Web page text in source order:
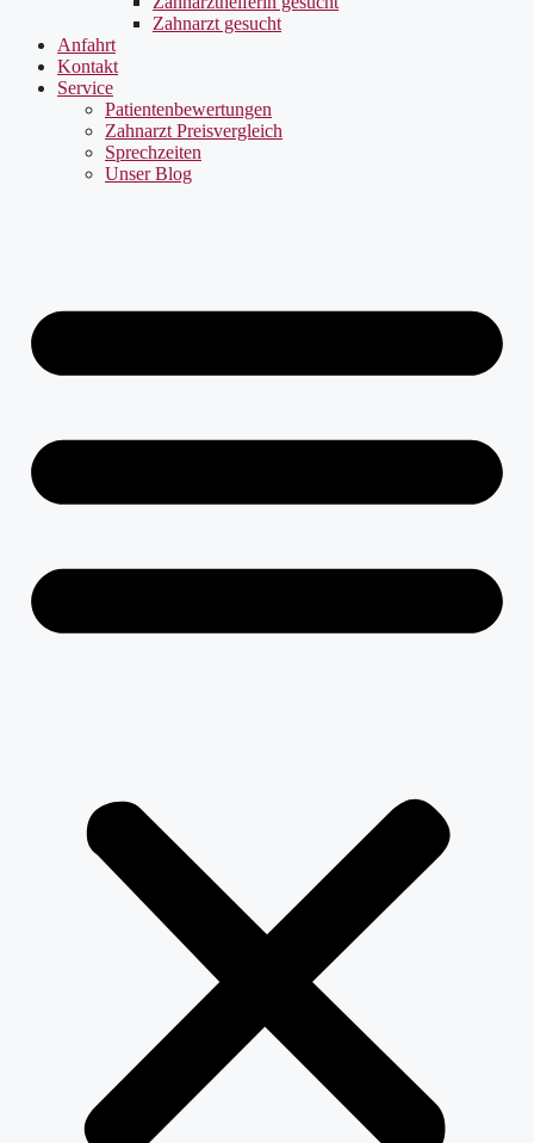
Zahnarzt gesucht
Anfahrt
Kontakt
Service
Patientenbewertungen
Zahnarzt Preisvergleich
Sprechzeiten
Unser Blog